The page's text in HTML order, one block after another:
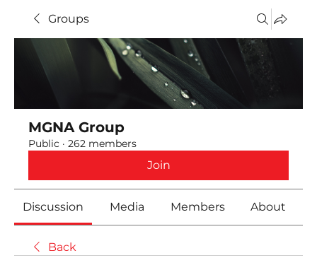
Groups
MGNA Group
Public · 262 members
Join
Discussion Media Members About
Back